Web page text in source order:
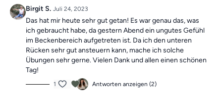
Birgit S. Juli 24, 2023
Das hat mir heute sehr gut getan! Es war genau das, was
ich gebraucht habe, da gestern Abend ein ungutes Gefühl
im Beckenbereich aufgetreten ist. Da ich den unteren
Rücken sehr gut ansteuern kann, mache ich solche
Übungen sehr gerne. Vielen Dank und allen einen schönen
Tag!
1 Antworten anzeigen (2)